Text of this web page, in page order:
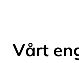
Vårt